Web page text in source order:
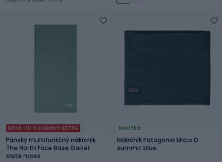
Extra -10 % s kódom EXTRA
Pánsky multifunkčný nákrčník
The North Face Base Gaiter
slate moss
Novinka
Nákrčník Patagonia Micro D
summit blue